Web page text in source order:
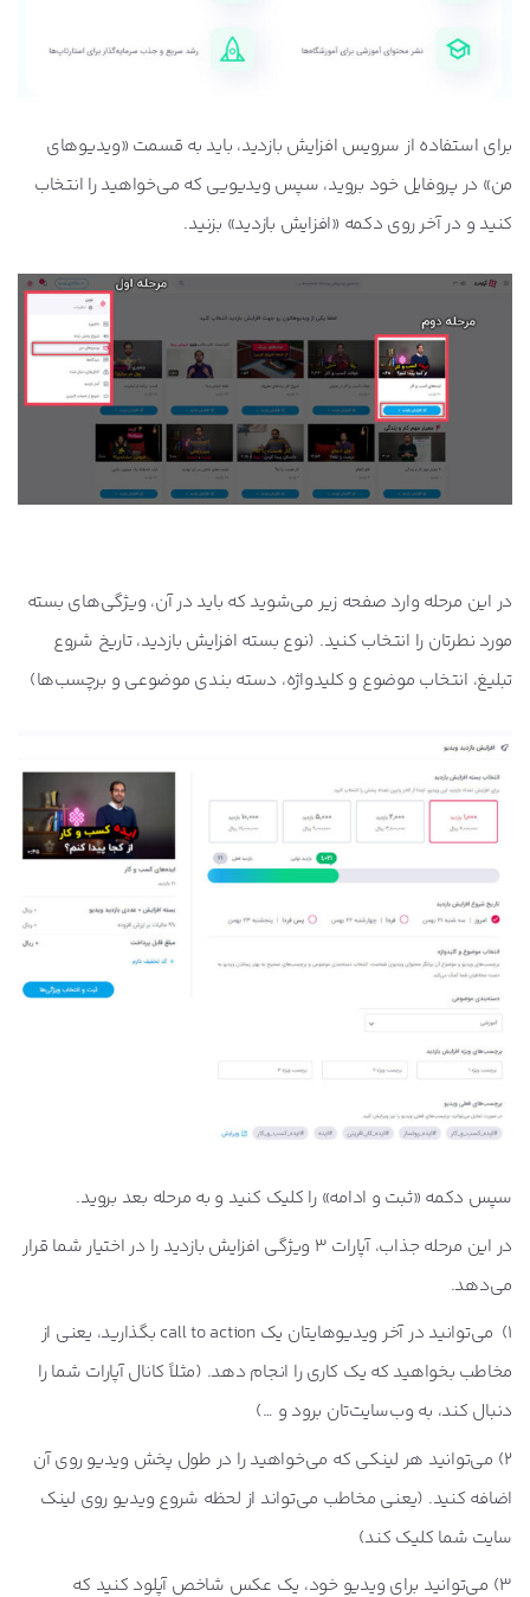
برای استفاده از سرویس افزایش بازدید، باید به قسمت «ویدیوهای
من» در پروفایل خود بروید، سپس ویدیویی که می‌خواهید را انتخاب
کنید و در آخر روی دکمه «افزایش بازدید» بزنید.
در این مرحله وارد صفحه زیر می‌شوید که باید در آن، ویژگی‌های بسته
مورد نطرتان را انتخاب کنید. (نوع بسته افزایش بازدید، تاریخ شروع
تبلیغ، انتخاب موضوع و کلیدواژه، دسته بندی موضوعی و برچسب‌ها)
سپس دکمه «ثبت و ادامه» را کلیک کنید و به مرحله بعد بروید.
در این مرحله جذاب، آپارات 3 ویژگی افزایش بازدید را در اختیار شما قرار
می‌دهد.
1) می‌توانید در آخر ویدیوهایتان یک call to action بگذارید، یعنی از
مخاطب بخواهید که یک کاری را انجام دهد. (مثلاً کانال آپارات شما را
دنبال کند، به وب‌سایت‌تان برود و …)
2) می‌توانید هر لینکی که می‌خواهید را در طول پخش ویدیو روی آن
اضافه کنید. (یعنی مخاطب می‌تواند از لحظه شروع ویدیو روی لینک
سایت شما کلیک کند)
3) می‌توانید برای ویدیو خود، یک عکس شاخص آپلود کنید که